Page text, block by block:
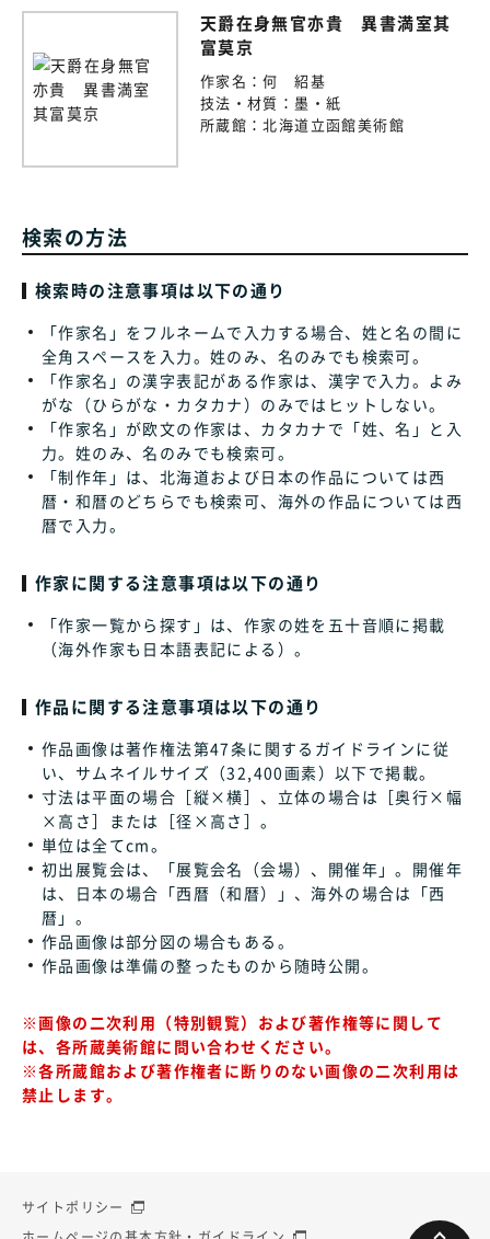
天爵在身無官亦貴 異書満室其
富莫京
作家名：何 紹基
技法・材質： 墨・紙
所蔵館：北海道立函館美術館
検索の方法
検索時の注意事項は以下の通り
「作家名」をフルネームで入力する場合、姓と名の間に
全角スペースを入力。姓のみ、名のみでも検索可。
「作家名」の漢字表記がある作家は、漢字で入力。よみ
がな（ひらがな・カタカナ）のみではヒットしない。
「作家名」が欧文の作家は、カタカナで「姓、名」と入
力。姓のみ、名のみでも検索可。
「制作年」は、北海道および日本の作品については西
暦・和暦のどちらでも検索可、海外の作品については西
暦で入力。
作家に関する注意事項は以下の通り
「作家一覧から探す」は、作家の姓を五十音順に掲載
（海外作家も日本語表記による）。
作品に関する注意事項は以下の通り
作品画像は著作権法第47条に関するガイドラインに従
い、サムネイルサイズ（32,400画素）以下で掲載。
寸法は平面の場合［縦×横］、立体の場合は［奥行×幅
×高さ］または［径×高さ］。
単位は全てcm。
初出展覧会は、「展覧会名（会場）、開催年」。開催年
は、日本の場合「西暦（和暦）」、海外の場合は「西
暦」。
作品画像は部分図の場合もある。
作品画像は準備の整ったものから随時公開。
※画像の二次利用（特別観覧）および著作権等に関して
は、各所蔵美術館に問い合わせください。
※各所蔵館および著作権者に断りのない画像の二次利用は
禁止します。
サイトポリシー